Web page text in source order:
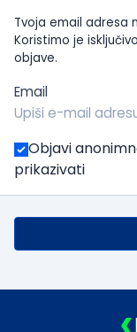
Tvoja email adresa
Koristimo je
objave.
Email
Objavi
prikazivati